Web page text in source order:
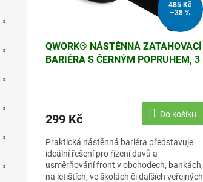
485 Kč
–38 %
QWORK® NÁSTĚNNÁ ZATAHOVACÍ
BARIÉRA S ČERNÝM POPRUHEM, 3
299 Kč Do košíku
Praktická nástěnná bariéra představuje
ideální řešení pro řízení davů a
usměrňování front v obchodech, bankách,
na letištích, ve školách či dalších veřejných